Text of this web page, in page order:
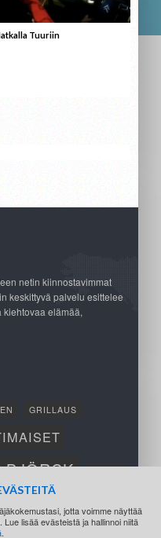
Tuuriin
netin kiinnostavimmat
keskittyvä palvelu esittelee
kiehtovaa elämää,
GRILLAUS
BJÖRCK
jotta voimme näyttää
lisää evästeistä ja hallinnoi niitä
.